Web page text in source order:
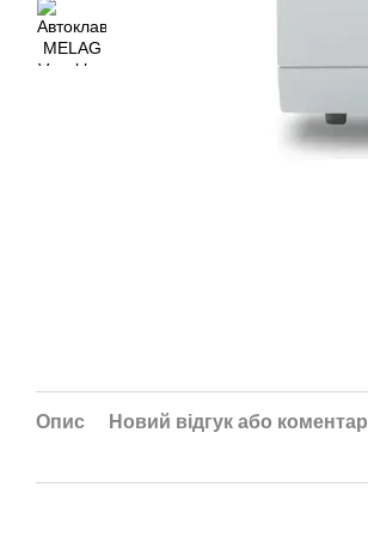
Опис Новий відгук або коментар